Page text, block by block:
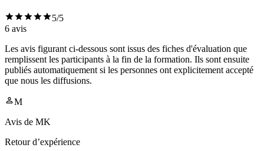
5/5
6 avis
Les avis figurant ci-dessous sont issus des fiches d'évaluation que
remplissent les participants à la fin de la formation. Ils sont ensuite
publiés automatiquement si les personnes ont explicitement accepté
que nous les diffusions.
M
Avis de MK
Retour d’expérience